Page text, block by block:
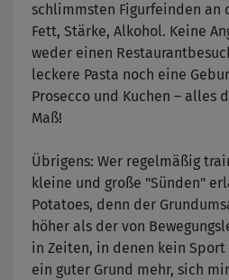
schlimmsten Figurfeinden an
Fett, Stärke, Alkohol. Keine
weder einen
leckere Pasta noch eine
Prosecco und Kuchen – alles
Maß!
Übrigens: Wer regelmäßig
kleine und große "Sünden"
Potatoes, denn der
höher als der von
in Zeiten, in denen kein
ein guter Grund mehr, sich